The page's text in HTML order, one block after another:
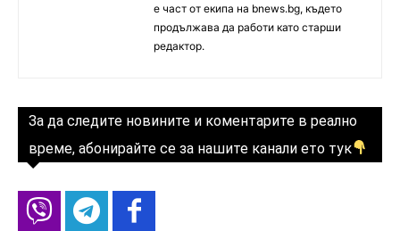
е част от екипа на bnews.bg, където
продължава да работи като старши
редактор.
За да следите новините и коментарите в реално
време, абонирайте се за нашите канали ето тук